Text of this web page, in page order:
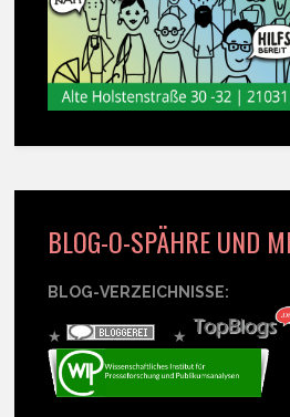
BLOG-O-SPÄHRE UND
BLOG-VERZEICHNISSE:
★ ★